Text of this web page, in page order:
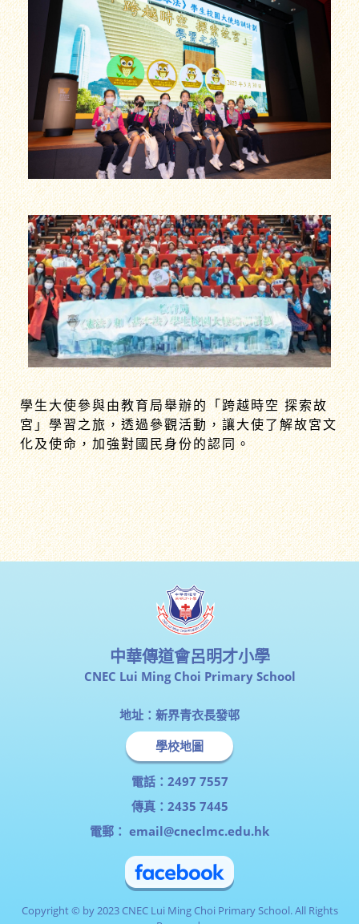
學生大使參與由教育局舉辦的「跨越時空 探索故
宮」學習之旅，透過參觀活動，讓大使了解故宮文
化及使命，加強對國民身份的認同。
中華傳道會呂明才小學
CNEC Lui Ming Choi Primary School
學校地圖
電話：2497 7557
傳真：2435 7445
email@cneclmc.edu.hk
Reserved.